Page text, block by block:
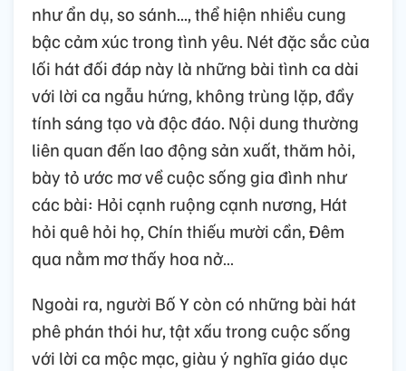
như ẩn dụ, so sánh..., thể hiện nhiều cung
bậc cảm xúc trong tình yêu. Nét đặc sắc của
lối hát đối đáp này là những bài tình ca dài
với lời ca ngẫu hứng, không trùng lặp, đầy
tính sáng tạo và độc đáo. Nội dung thường
liên quan đến lao động sản xuất, thăm hỏi,
bày tỏ ước mơ về cuộc sống gia đình như
các bài: Hỏi cạnh ruộng cạnh nương, Hát
hỏi quê hỏi họ, Chín thiếu mười cần, Đêm
qua nằm mơ thấy hoa nở…
Ngoài ra, người Bố Y còn có những bài hát
phê phán thói hư, tật xấu trong cuộc sống
với lời ca mộc mạc, giàu ý nghĩa giáo dục